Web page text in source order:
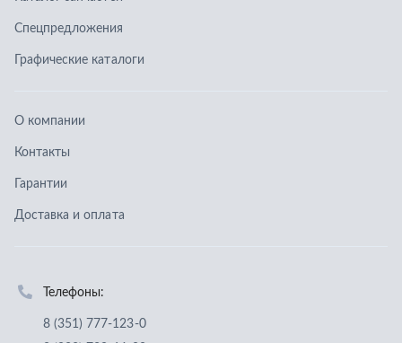
Доставка и оплата
Отправить заявку